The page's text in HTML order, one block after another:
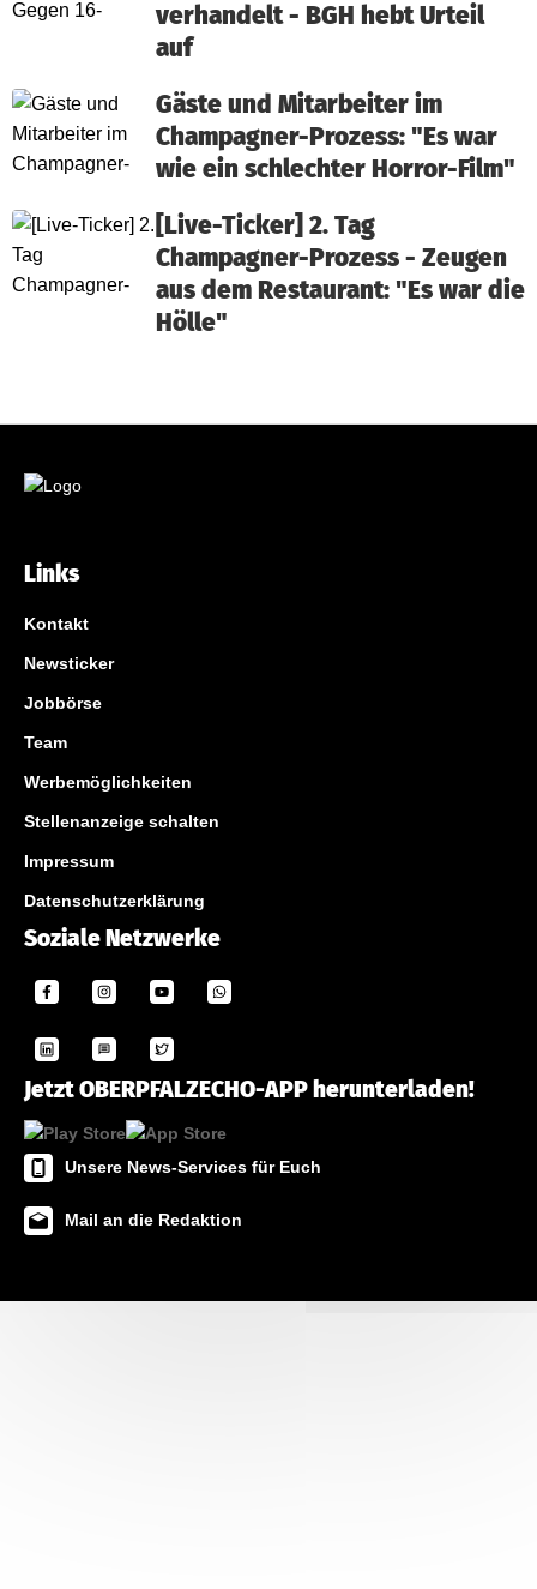
verhandelt - BGH hebt Urteil
auf
Gäste und Mitarbeiter im
Champagner-Prozess: "Es war
wie ein schlechter Horror-Film"
[Live-Ticker] 2. Tag
Champagner-Prozess - Zeugen
aus dem Restaurant: "Es war die
Hölle"
Links
Kontakt
Newsticker
Jobbörse
Team
Werbemöglichkeiten
Stellenanzeige schalten
Impressum
Datenschutzerklärung
Soziale Netzwerke
Jetzt OBERPFALZECHO-APP herunterladen!
Unsere News-Services für Euch
Mail an die Redaktion